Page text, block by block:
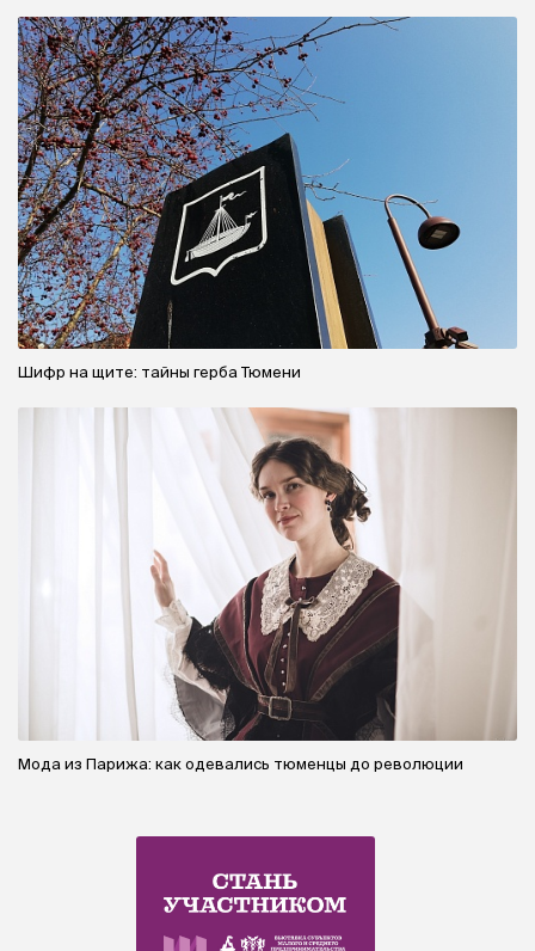
Шифр на щите: тайны герба Тюмени
Мода из Парижа: как одевались тюменцы до революции